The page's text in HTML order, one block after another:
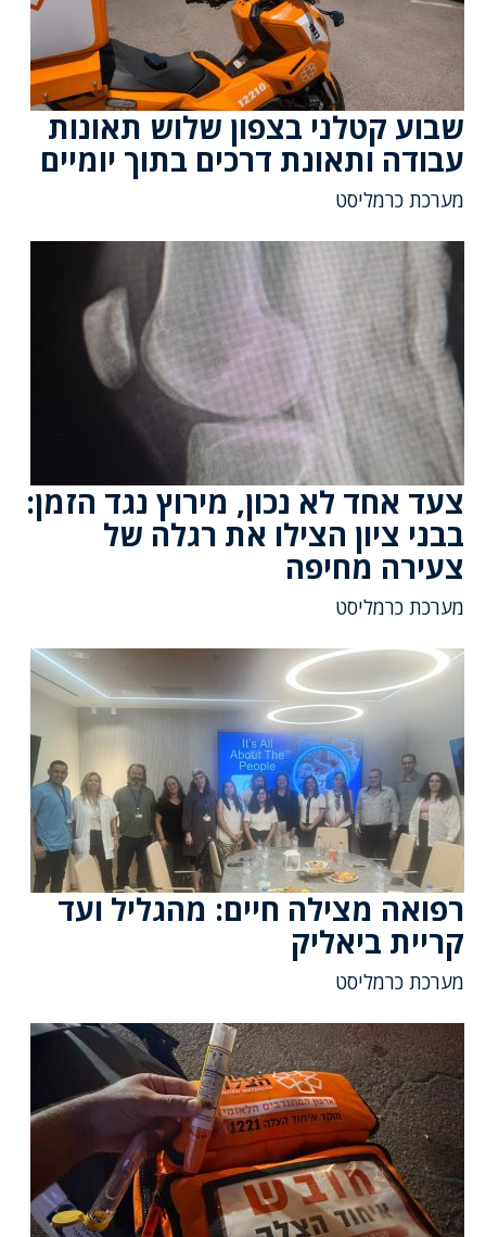
שבוע קטלני בצפון שלוש תאונות
עבודה ותאונת דרכים בתוך יומיים
מערכת כרמליסט
צעד אחד לא נכון, מירוץ נגד הזמן:
בבני ציון הצילו את רגלה של
צעירה מחיפה
מערכת כרמליסט
רפואה מצילה חיים: מהגליל ועד
קריית ביאליק
מערכת כרמליסט